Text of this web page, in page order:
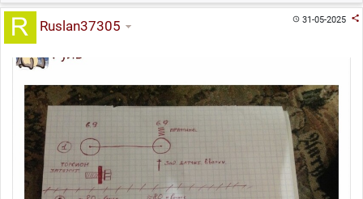
31-05-2025 
Ruslan37305